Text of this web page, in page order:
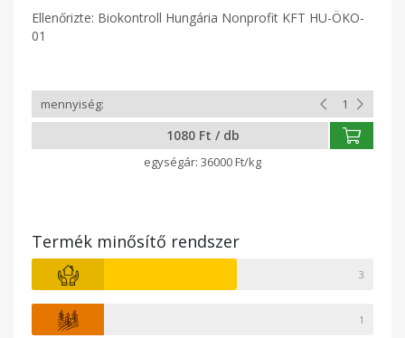
Ellenőrizte: Biokontroll Hungária Nonprofit KFT HU-ÖKO-
01
1080 Ft / db
36000 Ft/kg
Termék minősítő rendszer
3
1